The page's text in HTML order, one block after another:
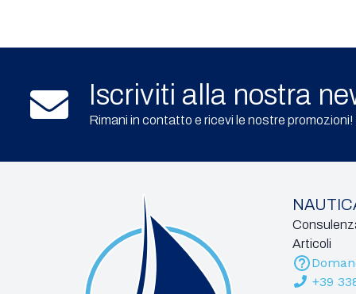
Iscriviti alla nostra
Rimani in contatto e ricevi le nostre promozioni!
Articoli
+39